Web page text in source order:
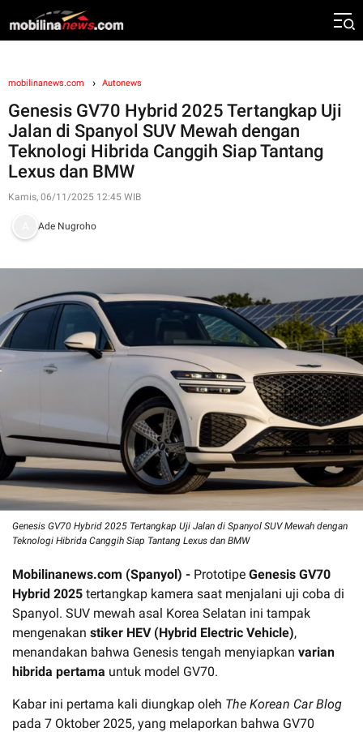
mobilinanews.com Autonews
Genesis GV70 Hybrid 2025 Tertangkap Uji
Jalan di Spanyol SUV Mewah dengan
Teknologi Hibrida Canggih Siap Tantang
Lexus dan BMW
Kamis, 06/11/2025 12:45 WIB
Ade Nugroho
Genesis GV70 Hybrid 2025 Tertangkap Uji Jalan di Spanyol SUV Mewah dengan
Teknologi Hibrida Canggih Siap Tantang Lexus dan BMW
Mobilinanews.com (Spanyol) - Prototipe Genesis GV70
Hybrid 2025 tertangkap kamera saat menjalani uji coba di
Spanyol. SUV mewah asal Korea Selatan ini tampak
mengenakan stiker HEV (Hybrid Electric Vehicle),
menandakan bahwa Genesis tengah menyiapkan varian
hibrida pertama untuk model GV70.
Kabar ini pertama kali diungkap oleh The Korean Car Blog
pada 7 Oktober 2025, yang melaporkan bahwa GV70